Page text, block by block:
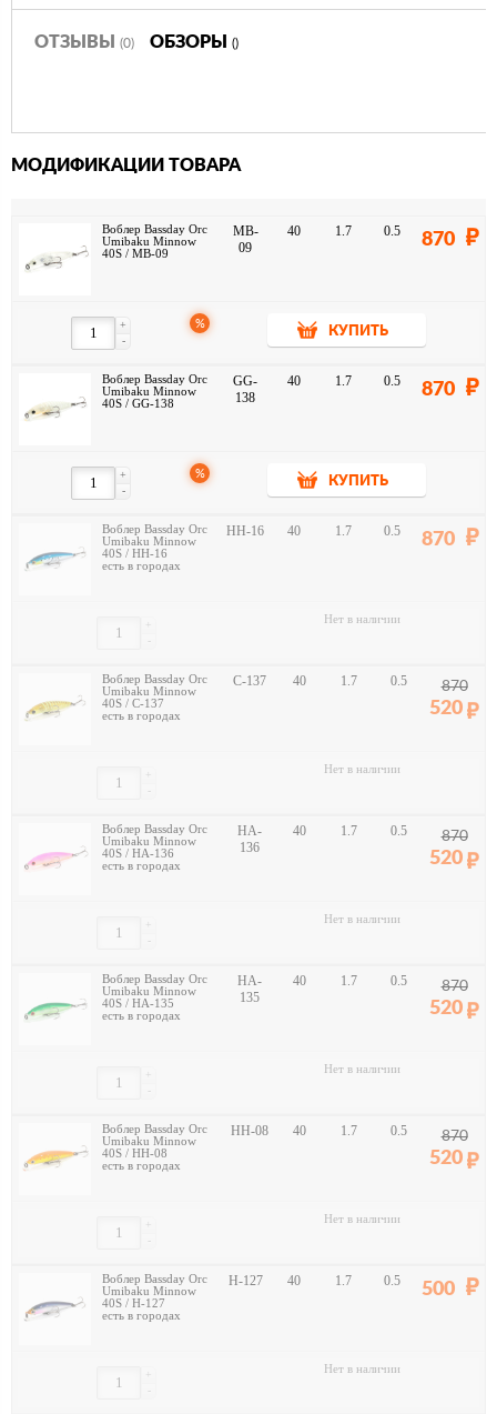
ОТЗЫВЫ (0) ОБЗОРЫ ()
МОДИФИКАЦИИ ТОВАРА
Воблер Bassday Orc
Umibaku Minnow
40S / MB-09
MB-
09
40 1.7 0.5 870
-
+ %
КУПИТЬ
Воблер Bassday Orc
Umibaku Minnow
40S / GG-138
GG-
138
40 1.7 0.5 870
-
+ %
КУПИТЬ
Воблер Bassday Orc
Umibaku Minnow
40S / HH-16
есть в городах
HH-16 40 1.7 0.5 870
-
+ Нет в наличии
Воблер Bassday Orc
Umibaku Minnow
40S / C-137
есть в городах
C-137 40 1.7 0.5 870
520
-
+ Нет в наличии
Воблер Bassday Orc
Umibaku Minnow
40S / HA-136
есть в городах
HA-
136
40 1.7 0.5 870
520
-
+ Нет в наличии
Воблер Bassday Orc
Umibaku Minnow
40S / HA-135
есть в городах
HA-
135
40 1.7 0.5 870
520
-
+ Нет в наличии
Воблер Bassday Orc
Umibaku Minnow
40S / HH-08
есть в городах
HH-08 40 1.7 0.5 870
520
-
+ Нет в наличии
Воблер Bassday Orc
Umibaku Minnow
40S / H-127
есть в городах
H-127 40 1.7 0.5 500
-
+ Нет в наличии